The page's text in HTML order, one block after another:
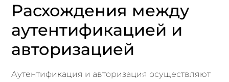
Расхождения между
аутентификацией и
авторизацией
Аутентификация и авторизация осуществляют